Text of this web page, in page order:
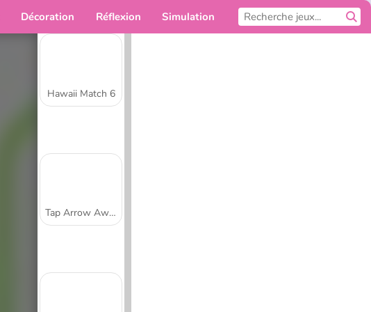
Décoration Réflexion Simulation
Hawaii Match 6
Tap Arrow Away